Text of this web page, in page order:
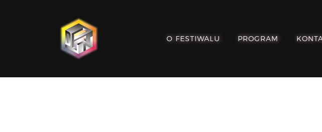
O FESTIWALU PROGRAM
PAMIĘTAJ!
PROGRAM